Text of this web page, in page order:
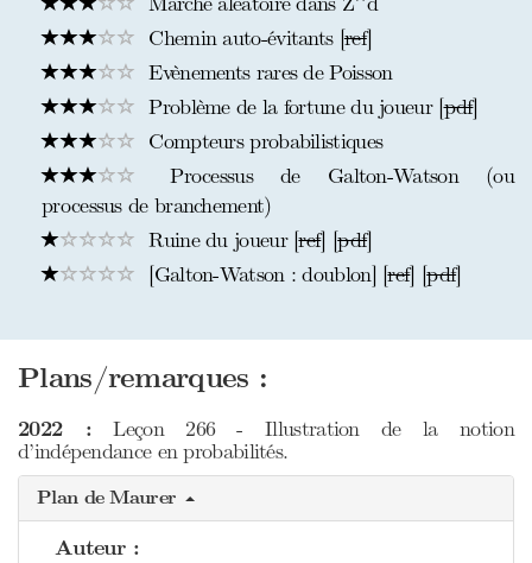
Chemin auto-évitants [ref]
Evènements rares de Poisson
Problème de la fortune du joueur [pdf]
Compteurs probabilistiques
Processus de Galton-Watson (ou
processus de branchement)
Ruine du joueur [ref] [pdf]
[Galton-Watson : doublon] [ref] [pdf]
Plans/remarques :
2022 :Leçon 266 - Illustration de la notion
d’indépendance en probabilités.
Plan de Maurer
Auteur :